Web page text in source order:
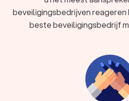
beveiligingsbedrijven reageren
beste beveiligingsbedrijf